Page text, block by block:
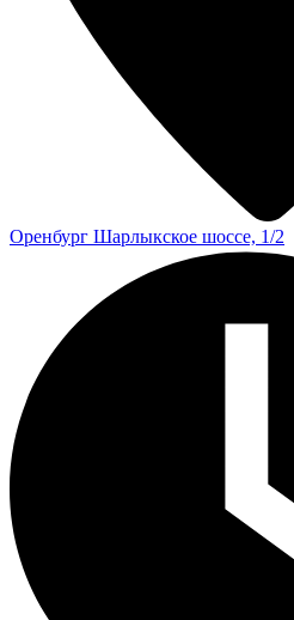
Оренбург Шарлыкское шоссе, 1/2